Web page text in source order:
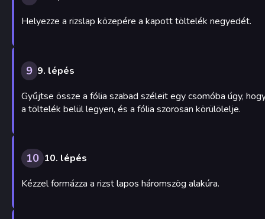
Helyezze a rizslap közepére a kapott töltelék negyedét.
9 9. lépés
Gyűjtse össze a fólia szabad széleit egy csomóba úgy,
a töltelék belül legyen, és a fólia szorosan körülölelje.
10 10. lépés
Kézzel formázza a rizst lapos háromszög alakúra.